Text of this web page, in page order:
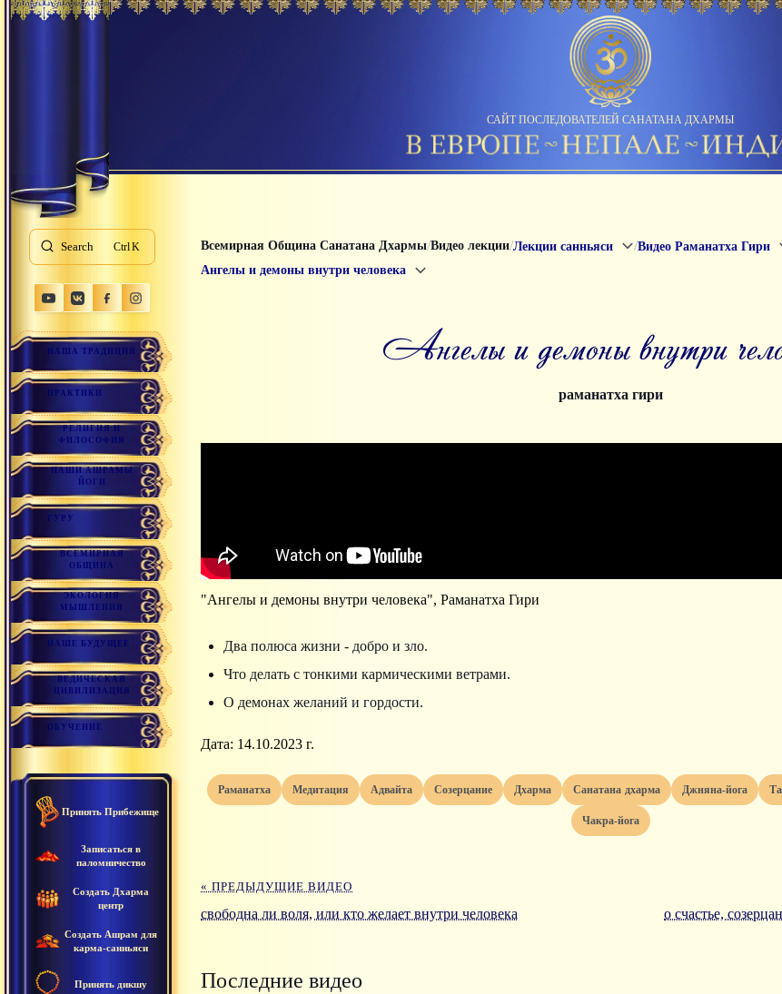
САЙТ ПОСЛЕДОВАТЕЛЕЙ САНАТАНА ДХАРМЫ
Search K
НАША ТРАДИЦИЯ
ПРАКТИКИ
РЕЛИГИЯ И
ФИЛОСОФИЯ
НАШИ АШРАМЫ
ЙОГИ
ГУРУ
ВСЕМИРНАЯ
ОБЩИНА
ЭКОЛОГИЯ
МЫШЛЕНИЯ
НАШЕ БУДУЩЕЕ
ВЕДИЧЕСКАЯ
ЦИВИЛИЗАЦИЯ
ОБУЧЕНИЕ
Принять Прибежище
Записаться в
паломничество
Создать Дхарма
центр
Создать Ашрам для
карма-санньяси
Принять дикшу
Всемирная Община Санатана Дхармы/Видео лекции/Лекции санньяси /Видео Раманатха Гири
Ангелы и демоны внутри человека
ангелы и демоны внутри
раманатха гири
"Ангелы и демоны внутри человека", Раманатха Гири
Два полюса жизни - добро и зло.
Что делать с тонкими кармическими ветрами.
О демонах желаний и гордости.
Дата: 14.10.2023 г.
раманатха медитация адвайта созерцание дхарма санатана дхарма джняна-йога
чакра-йога
« ПРЕДЫДУЩИЕ ВИДЕО
свободна ли воля, или кто желает внутри человека о счастье,
Последние видео